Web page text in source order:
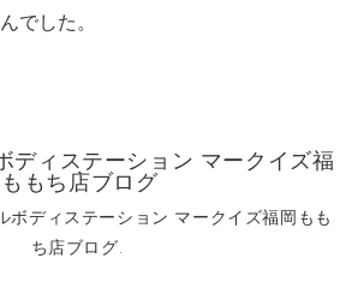
でした。
ディステーション マークイズ福
もち店ブログ
ディステーション マークイズ福岡もも
ち店ブログ.